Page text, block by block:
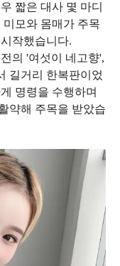
짧은 대사 몇 마디
모와 몸매가 주목
작했습니다.
의 '여섯이 네고향',
길거리 한복판이었
명령을 수행하며
약해 주목을 받았습